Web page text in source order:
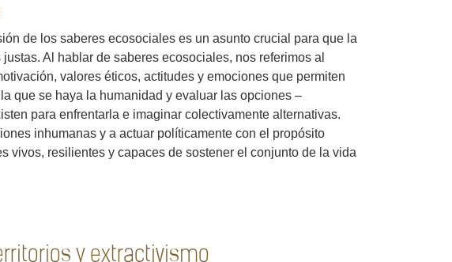
de los saberes ecosociales es un asunto crucial para que la
Al hablar de saberes ecosociales, nos referimos al
valores éticos, actitudes y emociones que permiten
que se haya la humanidad y evaluar las opciones –
para enfrentarla e imaginar colectivamente alternativas.
inhumanas y a actuar políticamente con el propósito
vivos, resilientes y capaces de sostener el conjunto de la vida
y extractivismo